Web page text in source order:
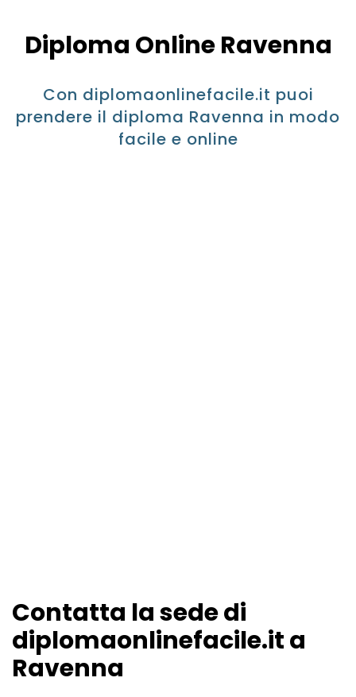
Diploma Online Ravenna
Con diplomaonlinefacile.it puoi
prendere il diploma Ravenna in modo
facile e online
Contatta la sede di
diplomaonlinefacile.it a
Ravenna